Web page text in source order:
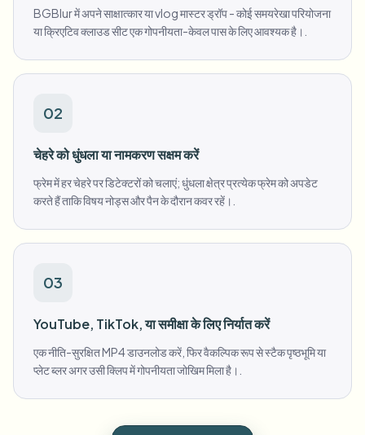
बल्क बैकग्राउंड रिमूवल
BGBlur में अपने साक्षात्कार या vlog मास्टर ड्रॉप - कोई समयरेखा परियोजना
या क्रिएटिव क्लाउड सीट एक गोपनीयता-केवल पास के लिए आवश्यक है।.
02
चेहरे को धुंधला या नामकरण सक्षम करें
फ्रेम में हर चेहरे पर डिटेक्टरों को चलाएं; धुंधला क्षेत्र प्रत्येक फ्रेम को अपडेट
करते हैं ताकि विषय नोड्स और पैन के दौरान कवर रहें।.
03
YouTube, TikTok, या समीक्षा के लिए निर्यात करें
एक नीति-सुरक्षित MP4 डाउनलोड करें, फिर वैकल्पिक रूप से स्टैक पृष्ठभूमि या
प्लेट ब्लर अगर उसी क्लिप में गोपनीयता जोखिम मिला है।.